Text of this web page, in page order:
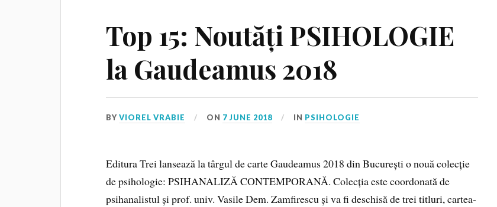
Top 15: Noutăți PSIHOLOGIE
la Gaudeamus 2018
BYVIOREL VRABIE ON 7 JUNE 2018 IN PSIHOLOGIE
Editura Trei lansează la târgul de carte Gaudeamus 2018 din București o nouă colecție
de psihologie: PSIHANALIZĂ CONTEMPORANĂ. Colecția este coordonată de
psihanalistul și prof. univ. Vasile Dem. Zamfirescu și va fi deschisă de trei titluri, cartea-